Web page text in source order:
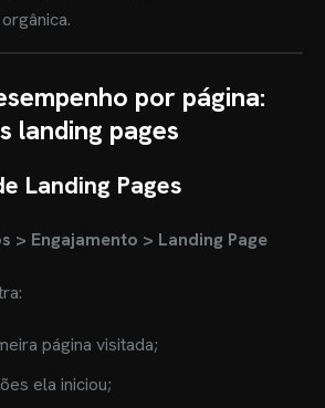
por página:
landing pages
Landing Pages
> Engajamento > Landing Page
página visitada;
ela iniciou;